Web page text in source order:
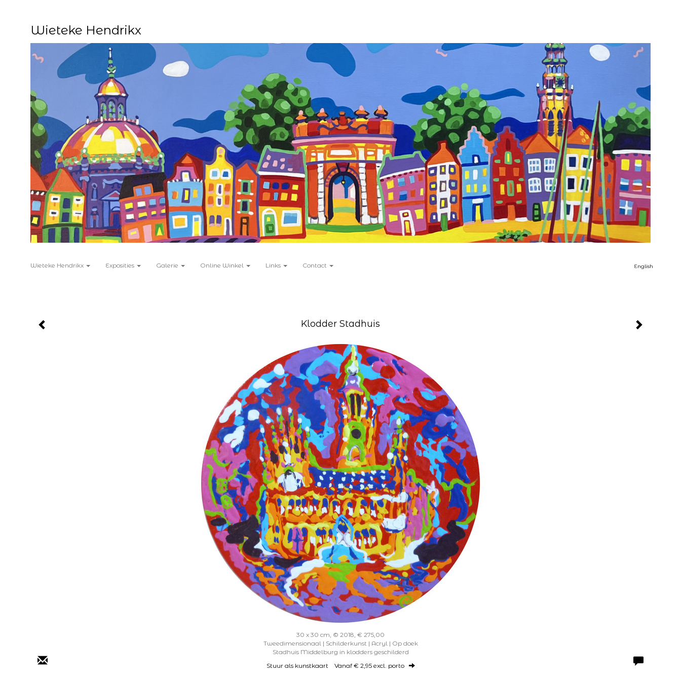
Wieteke Hendrikx
Wieteke Hendrikx Exposities Galerie Online Winkel Links Contact English
Klodder Stadhuis
30 x 30 cm, © 2018, € 275,00
Tweedimensionaal | Schilderkunst | Acryl | Op doek
Stadhuis Middelburg in klodders geschilderd
Stuur als kunstkaart Vanaf € 2,95 excl. porto